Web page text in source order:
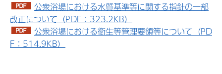
公衆浴場における水質基準等に関する指針の一部
改正について（PDF：323.2KB）
公衆浴場における衛生等管理要領等について（PD
F：514.9KB）